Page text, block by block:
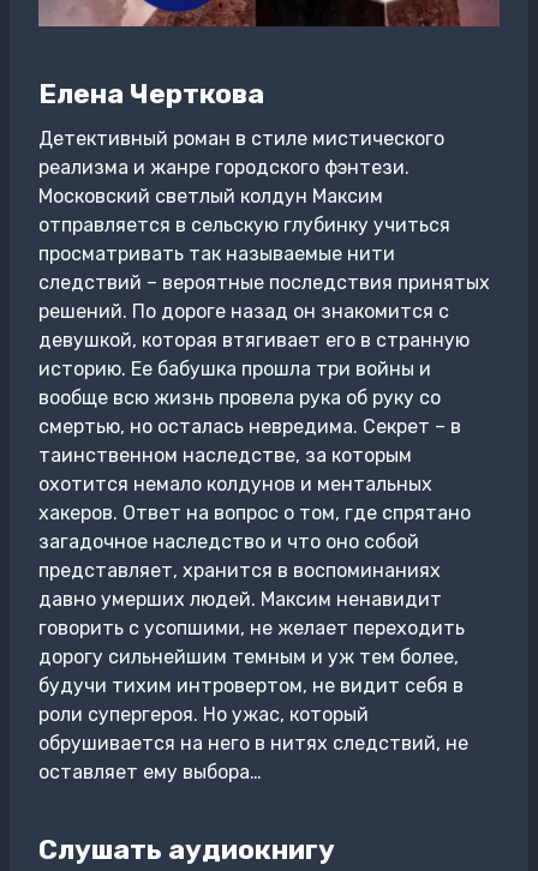
Елена Черткова
Детективный роман в стиле мистического
реализма и жанре городского фэнтези.
Московский светлый колдун Максим
отправляется в сельскую глубинку учиться
просматривать так называемые нити
следствий – вероятные последствия принятых
решений. По дороге назад он знакомится с
девушкой, которая втягивает его в странную
историю. Ее бабушка прошла три войны и
вообще всю жизнь провела рука об руку со
смертью, но осталась невредима. Секрет – в
таинственном наследстве, за которым
охотится немало колдунов и ментальных
хакеров. Ответ на вопрос о том, где спрятано
загадочное наследство и что оно собой
представляет, хранится в воспоминаниях
давно умерших людей. Максим ненавидит
говорить с усопшими, не желает переходить
дорогу сильнейшим темным и уж тем более,
будучи тихим интровертом, не видит себя в
роли супергероя. Но ужас, который
обрушивается на него в нитях следствий, не
оставляет ему выбора…
Слушать аудиокнигу